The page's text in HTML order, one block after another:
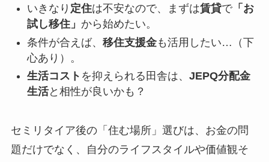
いきなり 定住は不安なので、まずは賃貸で「お
試し移住」 から始めたい。
条件が合えば、 移住支援金も活用したい…（下
心あり）。
生活コスト を抑えられる田舎は、 JEPQ分配金
生活と相性が良いかも？
セミリタイア後の「住む場所」選びは、お金の問
題だけでなく、自分のライフスタイルや価値観そ